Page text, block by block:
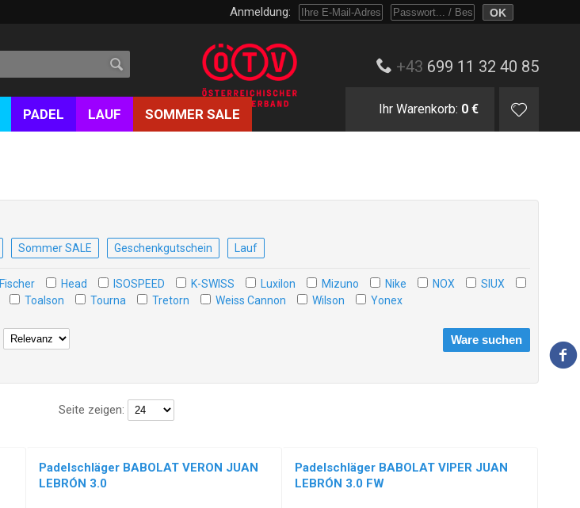
Anmeldung:
+43 699 11 32 40 85
PADEL LAUF SOMMER SALE Ihr Warenkorb: 0 €
Sommer SALE Geschenkgutschein Lauf
Fischer Head ISOSPEED K-SWISS Luxilon Mizuno Nike NOX
SIUX
Toalson Tourna Tretorn Weiss Cannon Wilson Yonex
Seite zeigen:
Padelschläger BABOLAT VERON JUAN
LEBRÓN 3.0
Padelschläger BABOLAT VIPER JUAN
LEBRÓN 3.0 FW